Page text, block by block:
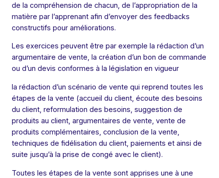
de la compréhension de chacun, de l’appropriation de la
matière par l’apprenant afin d’envoyer des feedbacks
constructifs pour améliorations.
Les exercices peuvent être par exemple la rédaction d’un
argumentaire de vente, la création d’un bon de commande
ou d’un devis conformes à la législation en vigueur
la rédaction d’un scénario de vente qui reprend toutes les
étapes de la vente (accueil du client, écoute des besoins
du client, reformulation des besoins, suggestion de
produits au client, argumentaires de vente, vente de
produits complémentaires, conclusion de la vente,
techniques de fidélisation du client, paiements et ainsi de
suite jusqu’à la prise de congé avec le client).
Toutes les étapes de la vente sont apprises une à une